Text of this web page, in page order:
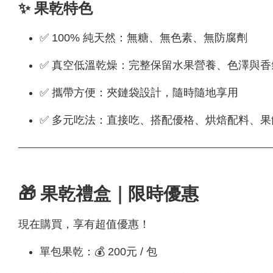
✨ 果乾特色
✅ 100% 純天然：無糖、無色素、無防腐劑
✅ 真空低溫乾燥：完整保留水果營養、色澤與
✅ 攜帶方便：夾鏈袋設計，隨時隨地享用
✅ 多元吃法：直接吃、搭配優格、烘焙配料、
🎁 果乾禮盒｜限時優惠
現在購買，享有超值優惠！
單包果乾：💰 200元 / 包